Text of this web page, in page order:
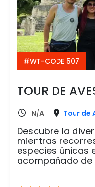
#WT-CODE 507
TOUR DE
N/A Tour de
Descubre la
mientras
especies únicas
acompañado de